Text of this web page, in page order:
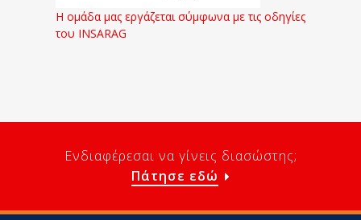
Η ομάδα μας εργάζεται σύμφωνα με τις οδηγίες
του INSARAG
Ενδιαφέρεσαι να γίνεις διασώστης;
Πάτησε εδώ